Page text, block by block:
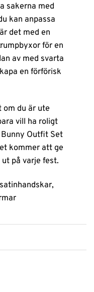
sakerna med
kan anpassa
det med en
för en
av med svarta
en förförisk
om du är ute
vill ha roligt
Outfit Set
kommer att ge
på varje fest.